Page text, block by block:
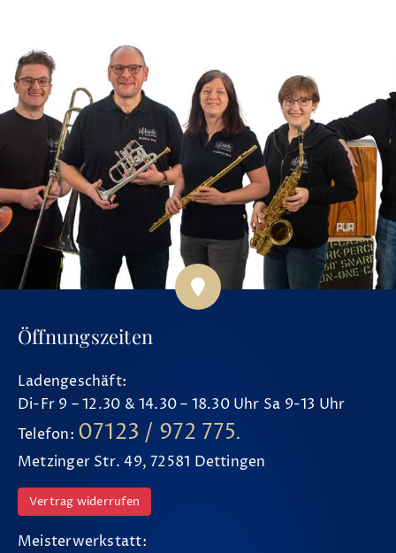
Öffnungszeiten
Ladengeschäft:
Di-Fr 9 – 12.30 & 14.30 – 18.30 Uhr Sa 9-13 Uhr
Telefon: 07123 / 972 775.
Metzinger Str. 49, 72581 Dettingen
Vertrag widerrufen
Meisterwerkstatt: